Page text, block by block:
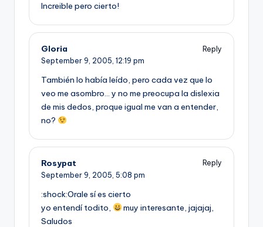
Increible pero cierto!
Gloria
Reply
September 9, 2005, 12:19 pm
También lo habí­a leí­do, pero cada vez que lo
veo me asombro… y no me preocupa la dislexia
de mis dedos, proque igual me van a entender,
no?
Rosypat
Reply
September 9, 2005, 5:08 pm
:shock:Orale sí­ es cierto
yo entendí­ todito,
muy interesante, jajajaj,
Saludos